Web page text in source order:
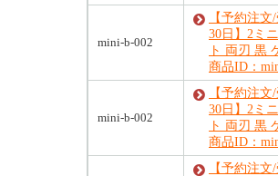
mini-b-002
【予約注
30日】2ミ
ト 両刃 黒
商品ID：
mini-b-002
【予約注
30日】2ミ
ト 両刃 黒
商品ID：
【予約注